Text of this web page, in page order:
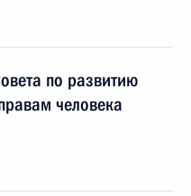
по развитию
человека